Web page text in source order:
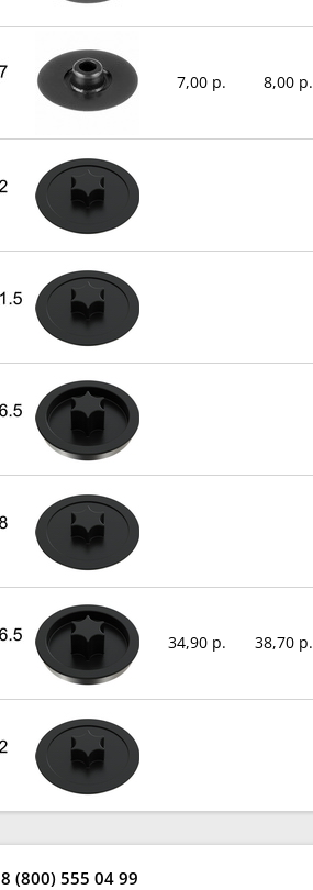
7,00 р. 8,00 р.
34,90 р. 38,70 р.
8 (800) 555 04 99